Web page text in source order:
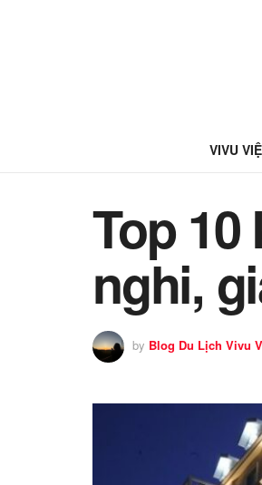
VIVU
Top
nghi,
by Blog Du Lịch Vivu